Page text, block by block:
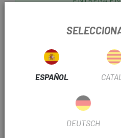
Consultar tiempos de
método de
ESPAÑOL
DEUTSCH